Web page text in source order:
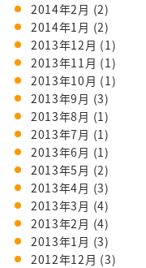
2014年2月 (2)
2014年1月 (2)
2013年12月 (1)
2013年11月 (1)
2013年10月 (1)
2013年9月 (3)
2013年8月 (1)
2013年7月 (1)
2013年6月 (1)
2013年5月 (2)
2013年4月 (3)
2013年3月 (4)
2013年2月 (4)
2013年1月 (3)
2012年12月 (3)